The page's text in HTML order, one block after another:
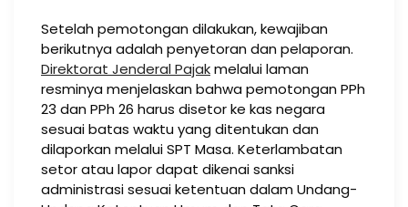
Setelah pemotongan dilakukan, kewajiban
berikutnya adalah penyetoran dan pelaporan.
Direktorat Jenderal Pajakmelalui laman
resminya menjelaskan bahwa pemotongan PPh
23 dan PPh 26 harus disetor ke kas negara
sesuai batas waktu yang ditentukan dan
dilaporkan melalui SPT Masa. Keterlambatan
setor atau lapor dapat dikenai sanksi
administrasi sesuai ketentuan dalam Undang-